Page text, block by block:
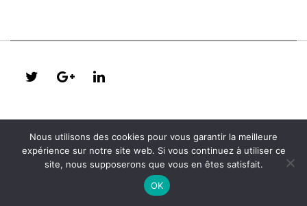
Nous utilisons des cookies pour vous garantir la meilleure
expérience sur notre site web. Si vous continuez à utiliser ce
site, nous supposerons que vous en êtes satisfait.
OK